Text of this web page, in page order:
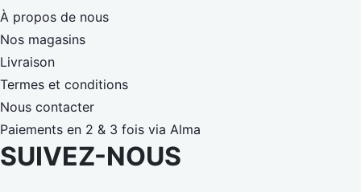
À propos de nous
Nos magasins
Livraison
Termes et conditions
Nous contacter
Paiements en 2 & 3 fois via Alma
SUIVEZ-NOUS